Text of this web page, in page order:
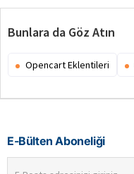
Bunlara da Göz Atın
Opencart Eklentileri
E-Bülten Aboneliği